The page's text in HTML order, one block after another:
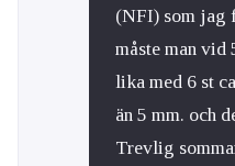
(NFI) som jag
måste man vid
lika med 6 st
än 5 mm. och
Trevlig